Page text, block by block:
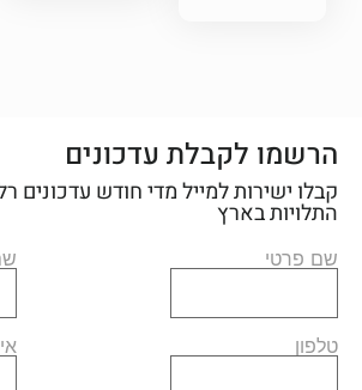
הרשמו לקבלת עדכונים
קבלו ישירות למייל מדי חודש עדכונים
התלויות בארץ
שם פרטי
טלפון